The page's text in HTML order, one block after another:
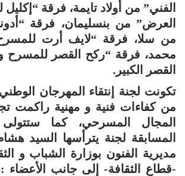
الفني” من أولاد تايمة، فرقة
العرض” من بنسليمان، فرقة
من سلا، فرقة “لايف أرت
محمد، فرقة “ركح القصر للمسرح
القصر الكبير.
تكونت لجنة إنتقاء المهرجان
من كفاءات فنية و مهنية راكمت
المجال المسرحي، كما
المسابقة لجنة يترأسها السيد
مديرية الفنون بوزارة الشباب و
-قطاع الثقافة- إلى جانب الأعضاء